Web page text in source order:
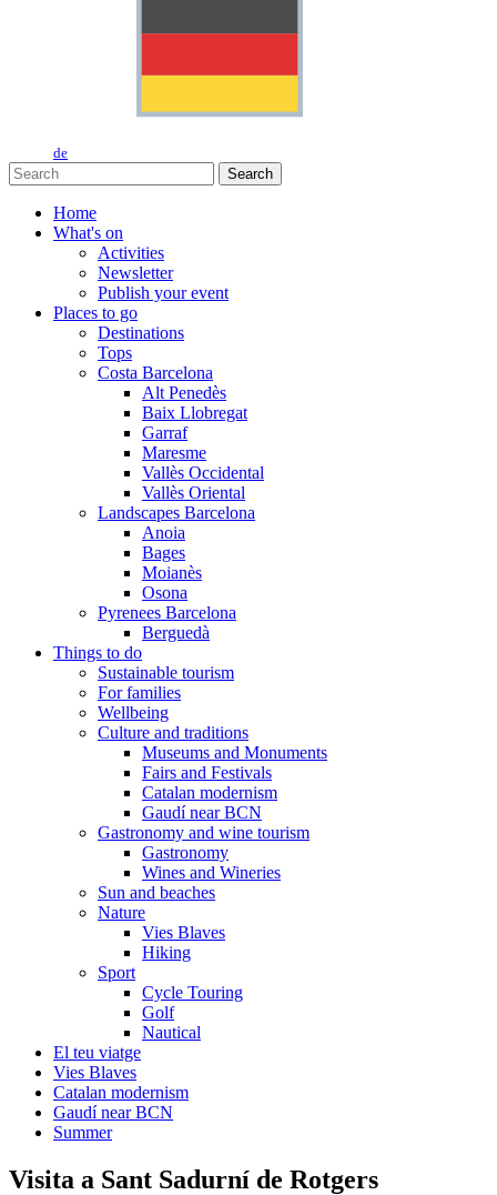
de
Search
Home
What's on
Activities
Newsletter
Publish your event
Places to go
Destinations
Tops
Costa Barcelona
Alt Penedès
Baix Llobregat
Garraf
Maresme
Vallès Occidental
Vallès Oriental
Landscapes Barcelona
Anoia
Bages
Moianès
Osona
Pyrenees Barcelona
Berguedà
Things to do
Sustainable tourism
For families
Wellbeing
Culture and traditions
Museums and Monuments
Fairs and Festivals
Catalan modernism
Gaudí near BCN
Gastronomy and wine tourism
Gastronomy
Wines and Wineries
Sun and beaches
Nature
Vies Blaves
Hiking
Sport
Cycle Touring
Golf
Nautical
El teu viatge
Vies Blaves
Catalan modernism
Gaudí near BCN
Summer
Visita a Sant Sadurní de Rotgers